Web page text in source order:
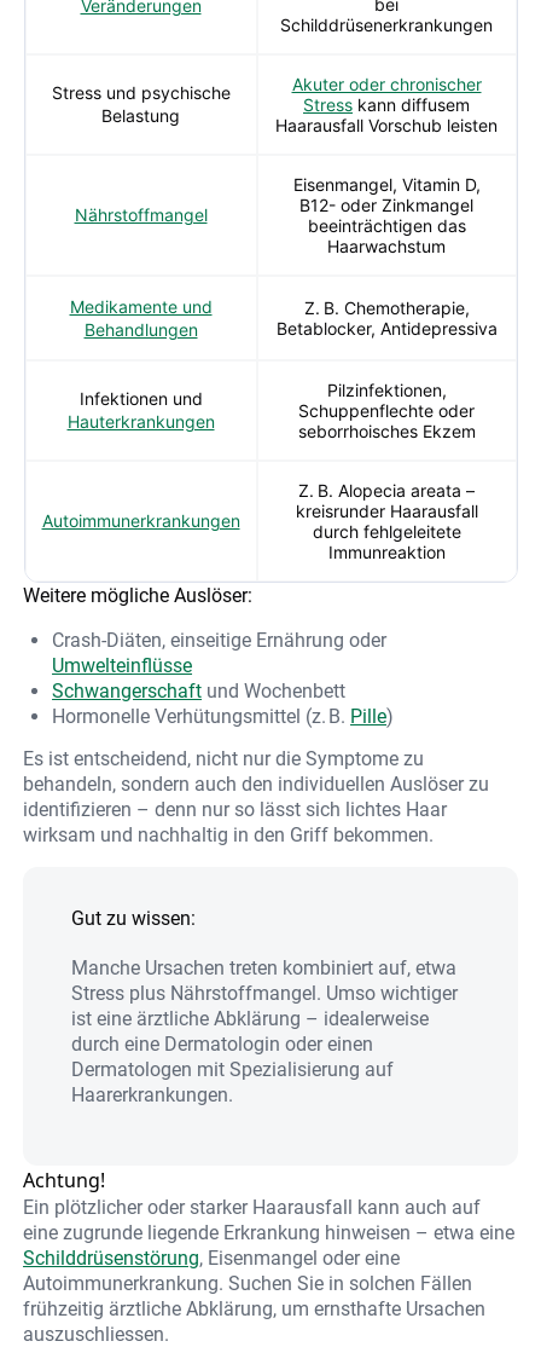
Veränderungen
bei
Schilddrüsenerkrankungen
Stress und psychische
Belastung
Akuter oder chronischer
Stress kann diffusem
Haarausfall Vorschub leisten
Nährstoffmangel
Eisenmangel, Vitamin D,
B12- oder Zinkmangel
beeinträchtigen das
Haarwachstum
Medikamente und
Behandlungen
Z. B. Chemotherapie,
Betablocker, Antidepressiva
Infektionen und
Hauterkrankungen
Pilzinfektionen,
Schuppenflechte oder
seborrhoisches Ekzem
Autoimmunerkrankungen
Z. B. Alopecia areata –
kreisrunder Haarausfall
durch fehlgeleitete
Immunreaktion
Weitere mögliche Auslöser:
Crash-Diäten, einseitige Ernährung oder
Umwelteinflüsse
Schwangerschaft und Wochenbett
Hormonelle Verhütungsmittel (z. B. Pille)
Es ist entscheidend, nicht nur die Symptome zu
behandeln, sondern auch den individuellen Auslöser zu
identifizieren – denn nur so lässt sich lichtes Haar
wirksam und nachhaltig in den Griff bekommen.
Gut zu wissen:
Manche Ursachen treten kombiniert auf, etwa
Stress plus Nährstoffmangel. Umso wichtiger
ist eine ärztliche Abklärung – idealerweise
durch eine Dermatologin oder einen
Dermatologen mit Spezialisierung auf
Haarerkrankungen.
Achtung!
Ein plötzlicher oder starker Haarausfall kann auch auf
eine zugrunde liegende Erkrankung hinweisen – etwa eine
Schilddrüsenstörung, Eisenmangel oder eine
Autoimmunerkrankung. Suchen Sie in solchen Fällen
frühzeitig ärztliche Abklärung, um ernsthafte Ursachen
auszuschliessen.